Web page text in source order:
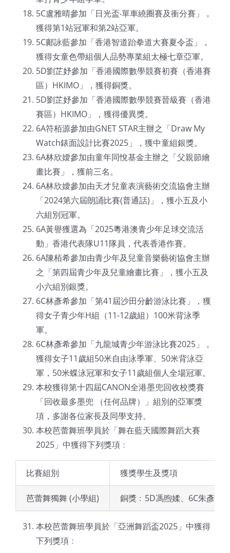
5C盧雅晴參加「日光盃‧單車繞圈賽及衝分賽」，
獲得第1站冠軍和第2站亞軍。
5C鄺詠藍參加「香港智道跆拳道大賽夏令盃」，
獲得女童色帶組個人品勢專業組太極七章亞軍。
5D劉芷妤參加「香港國際數學競賽初賽（香港賽
區）HKIMO」，獲得銅獎。
5D劉芷妤參加「香港國際數學競賽晉級賽（香港
賽區）HKIMO」，獲得優異獎。
6A符栢源參加由GNET STAR主辦之「Draw My
Watch錶面設計比賽2025」，獲中童組銀獎。
6A林欣嬡參加由童年同悅基金主辦之「父親節繪
畫比賽」，獲前三名。
6A林欣嬡參加由天才兒童表演藝術交流協會主辦
「2024第六屆朗誦比賽(普通話)」，獲小五及小
六組別冠軍。
6A黃譽獲選為「2025粵港澳青少年足球交流活
動」香港代表隊U11隊員，代表香港作賽。
6A陳栢希參加由青少年及兒童音樂藝術協會主辦
之「第四屆青少年及兒童繪畫比賽」，獲小五及
小六組別銀獎。
6C林彥希參加「第41屆沙田分齡游泳比賽」，獲
得女子青少年H組（11-12歲組）100米背泳季
軍。
6C林彥希參加「九龍城青少年游泳比賽2025」，
獲得女子11歲組50米自由泳季軍、50米背泳亞
軍，50米蝶泳冠軍和女子11歲組個人全場冠軍。
本校獲得第十四屆CANON全港墨兜回收校獎賽
「回收最多墨兜 （任何品牌）」組別的亞軍獎
項，多謝各位家長及同學支持。
本校芭蕾舞班學員於「舞在藍天國際舞蹈大賽
2025」中獲得下列獎項﹕
比賽組別 獲獎學生及獎項
芭蕾舞獨舞 (小學組) 銅獎﹕5D馮煦媃、6C朱彥穎
本校芭蕾舞班學員於「亞洲舞蹈盃2025」中獲得
下列獎項﹕